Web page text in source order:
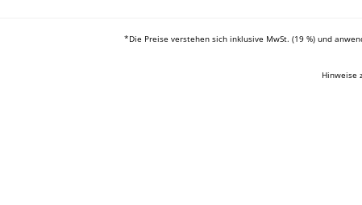
*Die Preise verstehen sich inklusive MwSt. (19 %) und
Hinweise